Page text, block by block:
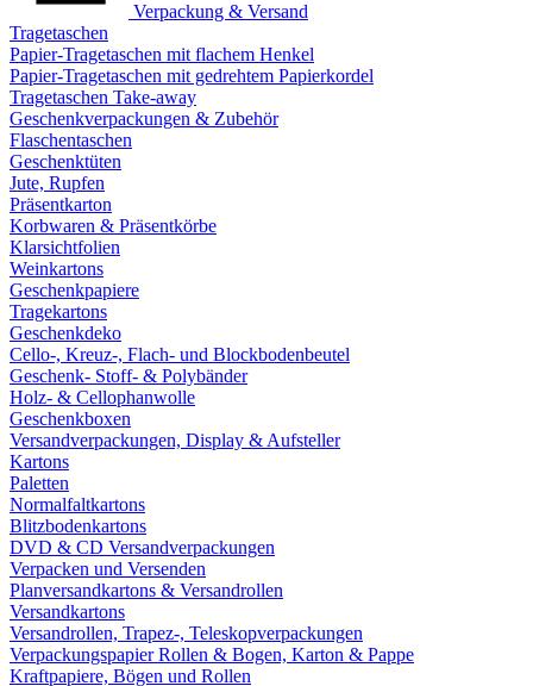
Verpackung & Versand
Tragetaschen
Papier-Tragetaschen mit flachem Henkel
Papier-Tragetaschen mit gedrehtem Papierkordel
Tragetaschen Take-away
Geschenkverpackungen & Zubehör
Flaschentaschen
Geschenktüten
Jute, Rupfen
Präsentkarton
Korbwaren & Präsentkörbe
Klarsichtfolien
Weinkartons
Geschenkpapiere
Tragekartons
Geschenkdeko
Cello-, Kreuz-, Flach- und Blockbodenbeutel
Geschenk- Stoff- & Polybänder
Holz- & Cellophanwolle
Geschenkboxen
Versandverpackungen, Display & Aufsteller
Kartons
Paletten
Normalfaltkartons
Blitzbodenkartons
DVD & CD Versandverpackungen
Verpacken und Versenden
Planversandkartons & Versandrollen
Versandkartons
Versandrollen, Trapez-, Teleskopverpackungen
Verpackungspapier Rollen & Bogen, Karton & Pappe
Kraftpapiere, Bögen und Rollen